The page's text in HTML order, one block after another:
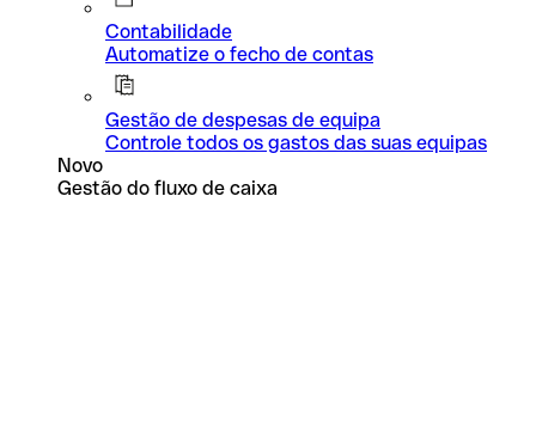
Contabilidade
Automatize o fecho de contas
Gestão de despesas de equipa
Controle todos os gastos das suas equipas
Novo
Gestão do fluxo de caixa